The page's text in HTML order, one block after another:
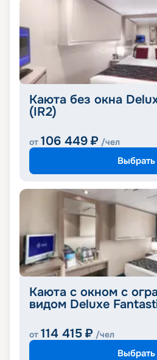
Каюта без окна
(IR2)
от 106 449 ₽ /чел
Выбрать
Каюта с окном с
видом Deluxe
от 114 415 ₽ /чел
Выбрать